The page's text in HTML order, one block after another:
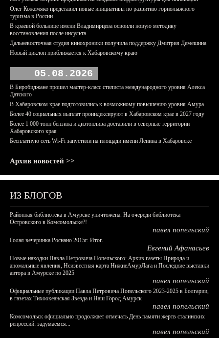
Олег Кожемяко представил новые инициативы по развитию горнолыжного
туризма в России
В краевой больнице имени Владимирцева освоили новую методику
восстановления после инсульта
Дальневосточная студия кинохроники получила поддержку Дмитрия Демешина
Новый циклон приближается к Хабаровскому краю
05.08.2026
В Биробиджане прошел мастер-класс стилиста международного уровня Алекса
Датского
В Хабаровском крае подготовились к возможному повышению уровня Амура
Более 40 социальных выплат проиндексируют в Хабаровском крае в 2027 году
Более 1 000 тонн бензина и дизтоплива доставили в северные территории
Хабаровского края
Бесплатную сеть Wi-Fi запустили на площади имени Ленина в Хабаровске
Архив новостей >>
ИЗ БЛОГОВ
Районная библиотека в Амурске уничтожена. На очереди библиотека
Островского в Комсомольске?!
павел попельский
Голая вечеринка Роснано 2015г. Итог.
Евгений Афанасьев
Новые находки Павла Петровича Попельского: Архив газеты Природа и
аномальные явления, Неизвестная карта НижнеАмурЛага и Последние выставки
автора в Амурске по 2025
павел попельский
Официальные публикации Павла Петровича Попельского 2023-2025 в Болгарии,
в газетах Тихоокеанская Звезда и Наш Город Амурск
павел попельский
Комсомольск официально продолжает отмечать День памяти жертв сталинских
репрессий: задумаемся...
павел попельский